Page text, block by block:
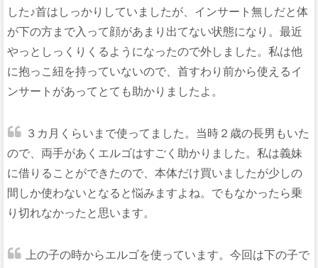
した♪首はしっかりしていましたが、インサート無しだと体
が下の方まで入って顔があまり出てない状態になり。最近
やっとしっくりくるようになったので外しました。私は他
に抱っこ紐を持っていないので、首すわり前から使えるイ
ンサートがあってとても助かりましたよ。
３カ月くらいまで使ってました。当時２歳の長男もいた
ので、両手があくエルゴはすごく助かりました。私は義妹
に借りることができたので、本体だけ買いましたが少しの
間しか使わないとなると悩みますよね。でもなかったら乗
り切れなかったと思います。
上の子の時からエルゴを使っています。今回は下の子で